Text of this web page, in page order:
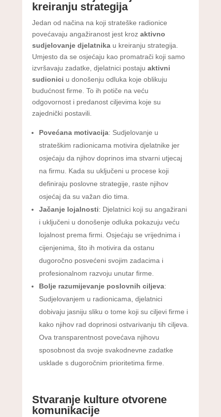
kreiranju strategija
Jedan od načina na koji strateške radionice
povećavaju angažiranost jest kroz aktivno
sudjelovanje djelatnikau kreiranju strategija.
Umjesto da se osjećaju kao promatrači koji samo
izvršavaju zadatke, djelatnici postaju aktivni
sudionici u donošenju odluka koje oblikuju
budućnost firme. To ih potiče na veću
odgovornost i predanost ciljevima koje su
zajednički postavili.
Povećana motivacija: Sudjelovanje u
strateškim radionicama motivira djelatnike jer
osjećaju da njihov doprinos ima stvarni utjecaj
na firmu. Kada su uključeni u procese koji
definiraju poslovne strategije, raste njihov
osjećaj da su važan dio tima.
Jačanje lojalnosti: Djelatnici koji su angažirani
i uključeni u donošenje odluka pokazuju veću
lojalnost prema firmi. Osjećaju se vrijednima i
cijenjenima, što ih motivira da ostanu
dugoročno posvećeni svojim zadacima i
profesionalnom razvoju unutar firme.
Bolje razumijevanje poslovnih ciljeva:
Sudjelovanjem u radionicama, djelatnici
dobivaju jasniju sliku o tome koji su ciljevi firme i
kako njihov rad doprinosi ostvarivanju tih ciljeva.
Ova transparentnost povećava njihovu
sposobnost da svoje svakodnevne zadatke
usklade s dugoročnim prioritetima firme.
Stvaranje kulture otvorene
komunikacije